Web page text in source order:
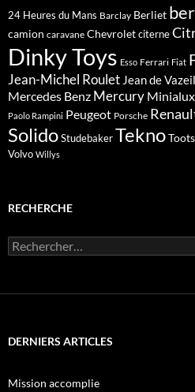
24 Heures du Mans Barclay Berliet
camion caravane Chevroletciterne
Dinky Toys Esso Ferrari Fiat
Jean-Michel Roulet Jean de
Mercedes Benz Mercury
Paolo Rampini Peugeot Porsche
SolidoStudebakerTekno
Volvo Willys
RECHERCHE
Rechercher :
DERNIERS ARTICLES
Mission accomplie